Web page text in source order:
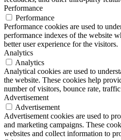
Performance
Performance
Performance cookies are used to
performance indexes of the website
better user experience for the visitors.
Analytics
Analytics
Analytical cookies are used to
the website. These cookies help
number of visitors, bounce rate,
Advertisement
Advertisement
Advertisement cookies are used to
and marketing campaigns. These
websites and collect information to